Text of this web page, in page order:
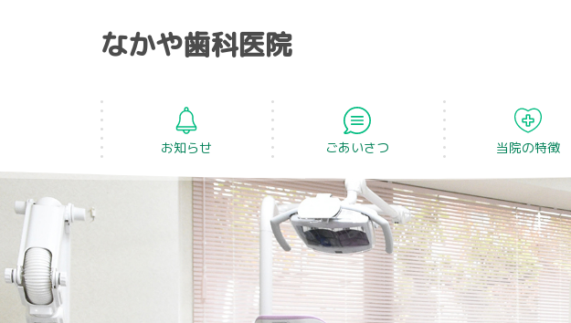
なかや歯科医院
お知らせ ごあいさつ 当院の特徴